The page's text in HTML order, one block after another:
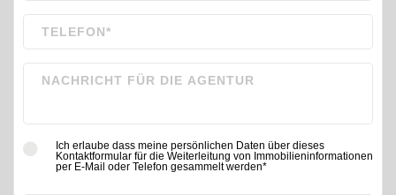
Ich erlaube dass meine persönlichen Daten über dieses
Kontaktformular für die Weiterleitung von Immobilieninformationen
per E-Mail oder Telefon gesammelt werden*